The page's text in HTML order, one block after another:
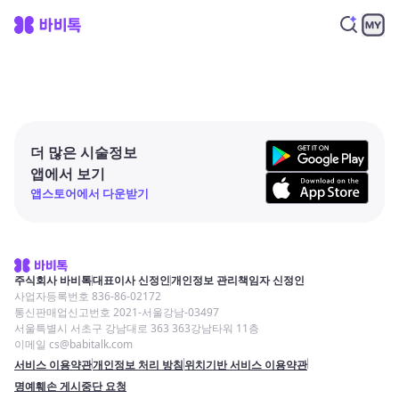
더 많은 시술정보
앱에서 보기
앱스토어에서 다운받기
주식회사 바비톡대표이사 신정인개인정보 관리책임자 신정인
사업자등록번호 836-86-02172
통신판매업신고번호 2021-서울강남-03497
서울특별시 서초구 강남대로 363 363강남타워 11층
이메일 cs@babitalk.com
서비스 이용약관개인정보 처리 방침위치기반 서비스 이용약관
명예훼손 게시중단 요청